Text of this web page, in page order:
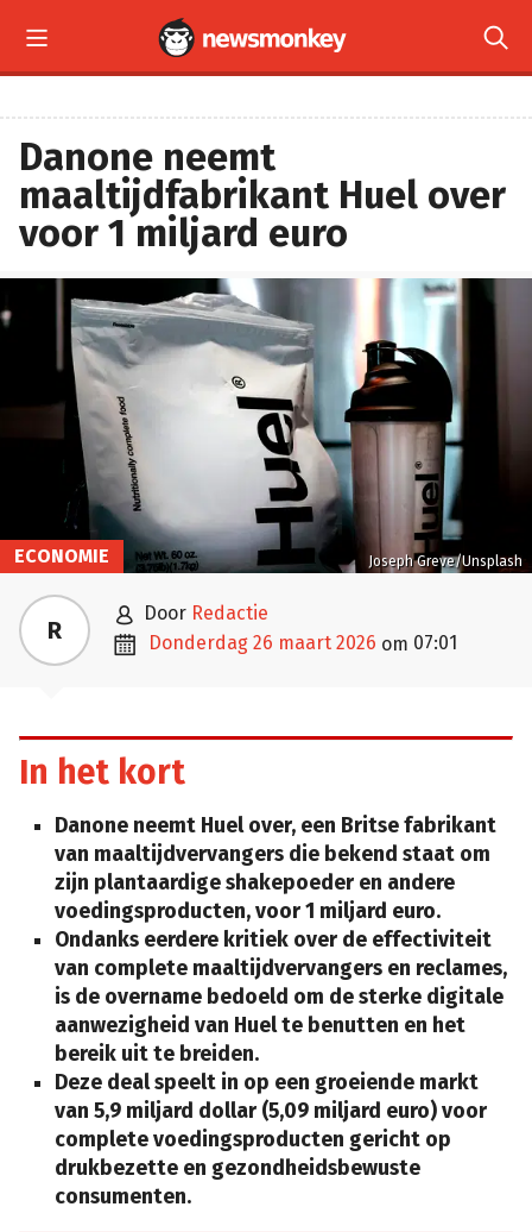
 
Danone neemt
maaltijdfabrikant Huel over
voor 1 miljard euro
Joseph Greve/Unsplash
ECONOMIE
R  door Redactie
 donderdag 26 maart 2026 om 07:01
In het kort
Danone neemt Huel over, een Britse fabrikant
van maaltijdvervangers die bekend staat om
zijn plantaardige shakepoeder en andere
voedingsproducten, voor 1 miljard euro.
Ondanks eerdere kritiek over de effectiviteit
van complete maaltijdvervangers en reclames,
is de overname bedoeld om de sterke digitale
aanwezigheid van Huel te benutten en het
bereik uit te breiden.
Deze deal speelt in op een groeiende markt
van 5,9 miljard dollar (5,09 miljard euro) voor
complete voedingsproducten gericht op
drukbezette en gezondheidsbewuste
consumenten.